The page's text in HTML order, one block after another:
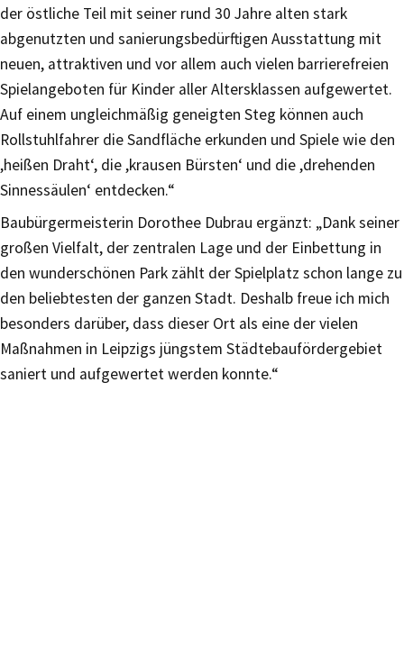
der östliche Teil mit seiner rund 30 Jahre alten stark
abgenutzten und sanierungsbedürftigen Ausstattung mit
neuen, attraktiven und vor allem auch vielen barrierefreien
Spielangeboten für Kinder aller Altersklassen aufgewertet.
Auf einem ungleichmäßig geneigten Steg können auch
Rollstuhlfahrer die Sandfläche erkunden und Spiele wie den
,heißen Draht‘, die ,krausen Bürsten‘ und die ,drehenden
Sinnessäulen‘ entdecken.“
Baubürgermeisterin Dorothee Dubrau ergänzt: „Dank seiner
großen Vielfalt, der zentralen Lage und der Einbettung in
den wunderschönen Park zählt der Spielplatz schon lange zu
den beliebtesten der ganzen Stadt. Deshalb freue ich mich
besonders darüber, dass dieser Ort als eine der vielen
Maßnahmen in Leipzigs jüngstem Städtebaufördergebiet
saniert und aufgewertet werden konnte.“